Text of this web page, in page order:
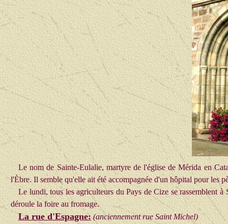
Le nom de Sainte-Eulalie, martyre de l'église de Mérida en
l'Èbre. Il semble qu'elle ait été accompagnée d'un hôpital pour les
Le lundi, tous les agriculteurs du Pays de Cize serassemblentà
déroule la foire au fromage.
La rue d'Espagne: (anciennement rue Saint Michel)